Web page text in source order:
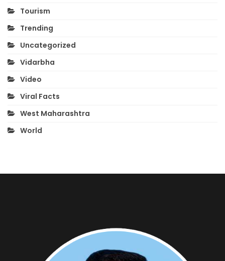
Tourism
Trending
Uncategorized
Vidarbha
Video
Viral Facts
West Maharashtra
World